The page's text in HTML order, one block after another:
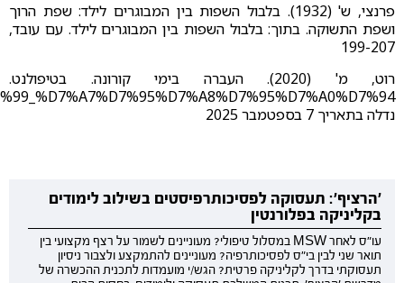
פרנצי, ש' (1932). בלבול השפות בין המבוגרים לילד: שפת הרוך
ושפת התשוקה. בתוך: בלבול השפות בין המבוגרים לילד. עם עובד,
199-207
רוט, מ' (2020). העברה בימי קורונה. בטיפולנט.
נדלה בתאריך 7 בספטמבר 2025
'הרציף': תעסוקה לפסיכותרפיסטים בשילוב לימודים
בקליניקה בפלורנטין
עו"ס לאחר MSW במסלול טיפולי? מעוניינים לשמור על רצף מקצועי בין
תואר שני לבין בי"ס לפסיכותרפיה? מעוניינים להתמקצע ולצבור ניסיון
תעסוקתי בדרך לקליניקה פרטית? הגש/י מועמדות לתכנית ההכשרה של